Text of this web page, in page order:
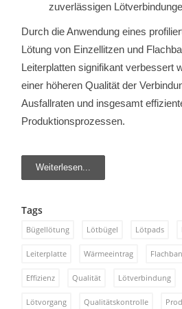
zuverlässigen
Durch die Anwendung eines
Lötung von Einzellitzen und
Leiterplatten signifikant verbessert
einer höheren Qualität der
Ausfallraten und insgesamt
Produktionsprozessen.
Weiterlesen...
Tags
Bügellötung Lötbügel Lötpads
Leiterplatte Wärmeeintrag
Effizienz Qualität Lötverbindung
Lötvorgang Qualitätskontrolle